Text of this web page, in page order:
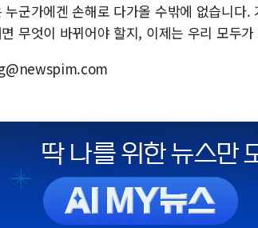
누군가에겐 손해로 다가올 수밖에 없습니다
무엇이 바뀌어야 할지, 이제는 우리 모두